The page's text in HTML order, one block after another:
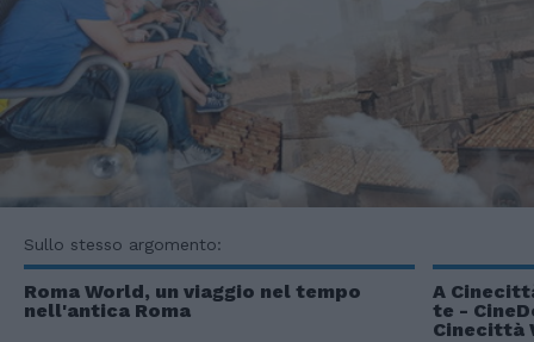
Sullo stesso argomento:
Roma World, un viaggio nel tempo
nell'antica Roma
A
te -
Cinecittà